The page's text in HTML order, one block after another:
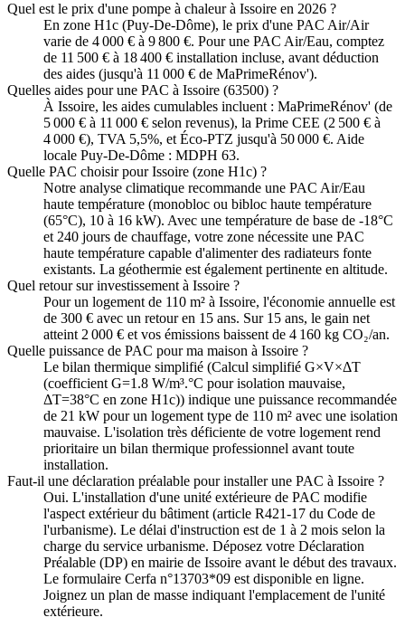
Quel est le prix d'une pompe à chaleur à Issoire en 2026 ?
En zone H1c (Puy-De-Dôme), le prix d'une PAC Air/Air
varie de 4 000 € à 9 800 €. Pour une PAC Air/Eau, comptez
de 11 500 € à 18 400 € installation incluse, avant déduction
des aides (jusqu'à 11 000 € de MaPrimeRénov').
Quelles aides pour une PAC à Issoire (63500) ?
À Issoire, les aides cumulables incluent : MaPrimeRénov' (de
5 000 € à 11 000 € selon revenus), la Prime CEE (2 500 € à
4 000 €), TVA 5,5%, et Éco-PTZ jusqu'à 50 000 €. Aide
locale Puy-De-Dôme : MDPH 63.
Quelle PAC choisir pour Issoire (zone H1c) ?
Notre analyse climatique recommande une PAC Air/Eau
haute température (monobloc ou bibloc haute température
(65°C), 10 à 16 kW). Avec une température de base de -18°C
et 240 jours de chauffage, votre zone nécessite une PAC
haute température capable d'alimenter des radiateurs fonte
existants. La géothermie est également pertinente en altitude.
Quel retour sur investissement à Issoire ?
Pour un logement de 110 m² à Issoire, l'économie annuelle est
de 300 € avec un retour en 15 ans. Sur 15 ans, le gain net
atteint 2 000 € et vos émissions baissent de 4 160 kg CO₂/an.
Quelle puissance de PAC pour ma maison à Issoire ?
Le bilan thermique simplifié (Calcul simplifié G×V×ΔT
(coefficient G=1.8 W/m³.°C pour isolation mauvaise,
ΔT=38°C en zone H1c)) indique une puissance recommandée
de 21 kW pour un logement type de 110 m² avec une isolation
mauvaise. L'isolation très déficiente de votre logement rend
prioritaire un bilan thermique professionnel avant toute
installation.
Faut-il une déclaration préalable pour installer une PAC à Issoire ?
Oui. L'installation d'une unité extérieure de PAC modifie
l'aspect extérieur du bâtiment (article R421-17 du Code de
l'urbanisme). Le délai d'instruction est de 1 à 2 mois selon la
charge du service urbanisme. Déposez votre Déclaration
Préalable (DP) en mairie de Issoire avant le début des travaux.
Le formulaire Cerfa n°13703*09 est disponible en ligne.
Joignez un plan de masse indiquant l'emplacement de l'unité
extérieure.